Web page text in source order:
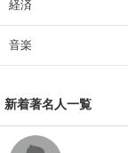
経済
音楽
新着著名人一覧